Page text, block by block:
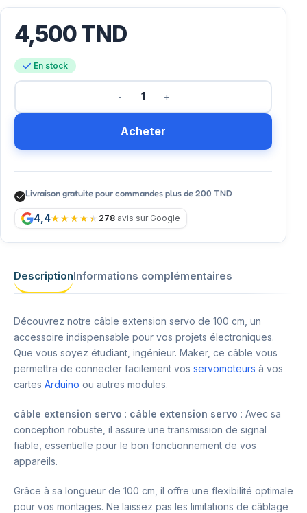
4,500TND
En stock
Acheter
Livraison gratuite pour commandes plus de 200 TND
4,4 278 avis sur Google
DescriptionInformations complémentaires
Découvrez notre câble extension servo de 100 cm, un
accessoire indispensable pour vos projets électroniques.
Que vous soyez étudiant, ingénieur. Maker, ce câble vous
permettra de connecter facilement vos servomoteurs à vos
cartes Arduino ou autres modules.
câble extension servo : câble extension servo : Avec sa
conception robuste, il assure une transmission de signal
fiable, essentielle pour le bon fonctionnement de vos
appareils.
Grâce à sa longueur de 100 cm, il offre une flexibilité optimale
pour vos montages. Ne laissez pas les limitations de câblage